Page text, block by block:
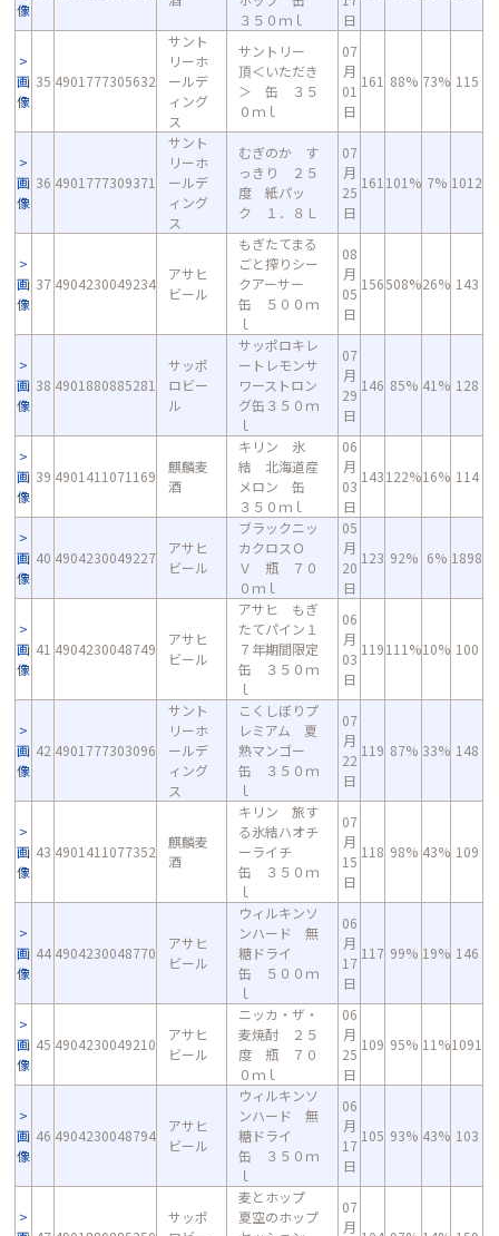
像
３５０ｍｌ
日
画
像
35 4901777305632
サント
リーホ
ールデ
ィング
ス
サントリー
頂＜いただき
＞ 缶 ３５
０ｍｌ
07
月
01
日
161 88% 73% 115
画
像
36 4901777309371
サント
リーホ
ールデ
ィング
ス
むぎのか す
っきり ２５
度 紙パッ
ク １．８Ｌ
07
月
25
日
161 101% 7% 1012
画
像
37 4904230049234
アサヒ
ビール
もぎたてまる
ごと搾りシー
クアーサー
缶 ５００ｍ
ｌ
08
月
05
日
156508%26% 143
画
像
38 4901880885281
サッポ
ロビー
ル
サッポロキレ
ートレモンサ
ワーストロン
グ缶３５０ｍ
ｌ
07
月
29
日
146 85% 41% 128
画
像
39 4901411071169
麒麟麦
酒
キリン 氷
結 北海道産
メロン 缶
３５０ｍｌ
06
月
03
日
143122%16% 114
画
像
40 4904230049227
アサヒ
ビール
ブラックニッ
カクロスＯ
Ｖ 瓶 ７０
０ｍｌ
05
月
20
日
123 92% 6% 1898
画
像
41 4904230048749
アサヒ
ビール
アサヒ もぎ
たてパイン１
７年期間限定
缶 ３５０ｍ
ｌ
06
月
03
日
119111%10% 100
画
像
42 4901777303096
サント
リーホ
ールデ
ィング
ス
こくしぼりプ
レミアム 夏
熟マンゴー
缶 ３５０ｍ
ｌ
07
月
22
日
119 87% 33% 148
画
像
43 4901411077352
麒麟麦
酒
キリン 旅す
る氷結ハオチ
ーライチ
缶 ３５０ｍ
ｌ
07
月
15
日
118 98% 43% 109
画
像
44 4904230048770
アサヒ
ビール
ウィルキンソ
ンハード 無
糖ドライ
缶 ５００ｍ
ｌ
06
月
17
日
117 99% 19% 146
画
像
45 4904230049210
アサヒ
ビール
ニッカ・ザ・
麦焼酎 ２５
度 瓶 ７０
０ｍｌ
06
月
25
日
109 95% 11%1091
画
像
46 4904230048794
アサヒ
ビール
ウィルキンソ
ンハード 無
糖ドライ
缶 ３５０ｍ
ｌ
06
月
17
日
105 93% 43% 103
サッポ
麦とホップ
夏空のホップ
07
月